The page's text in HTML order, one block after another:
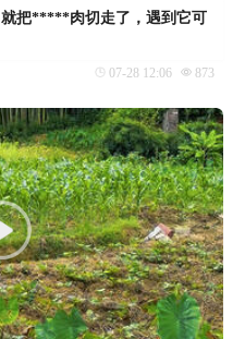
把*****肉切走了，遇到它可
07-28 12:06 873